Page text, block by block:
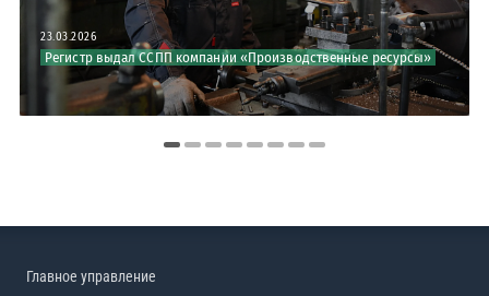
23.03.2026
Регистр выдал ССПП компании «Производственные ресурсы»
Главное управление